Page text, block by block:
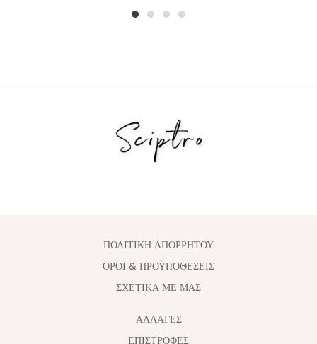
ΠΟΛΙΤΙΚΗ ΑΠΟΡΡΗΤΟΥ
ΟΡΟΙ & ΠΡΟΫΠΟΘΕΣΕΙΣ
ΣΧΕΤΙΚΑ ΜΕ ΜΑΣ
ΑΛΛΑΓΈΣ
ΕΠΙΣΤΡΟΦΕΣ